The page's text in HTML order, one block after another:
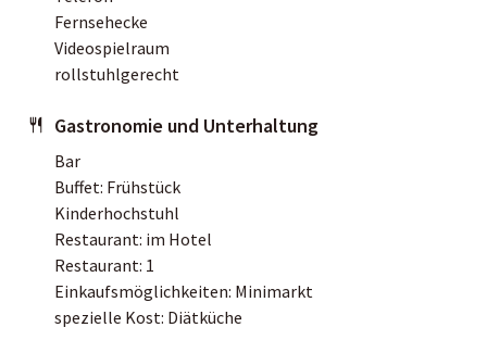
Fernsehecke
Videospielraum
rollstuhlgerecht
Gastronomie und Unterhaltung
Bar
Buffet: Frühstück
Kinderhochstuhl
Restaurant: im Hotel
Restaurant: 1
Einkaufsmöglichkeiten: Minimarkt
spezielle Kost: Diätküche